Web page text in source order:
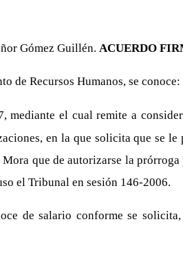
Gómez Guillén. ACUERDO
de Recursos Humanos, se conoce:
mediante el cual remite a
en la que solicita que se
que de autorizarse la
el Tribunal en sesión 146-2006.
de salario conforme se